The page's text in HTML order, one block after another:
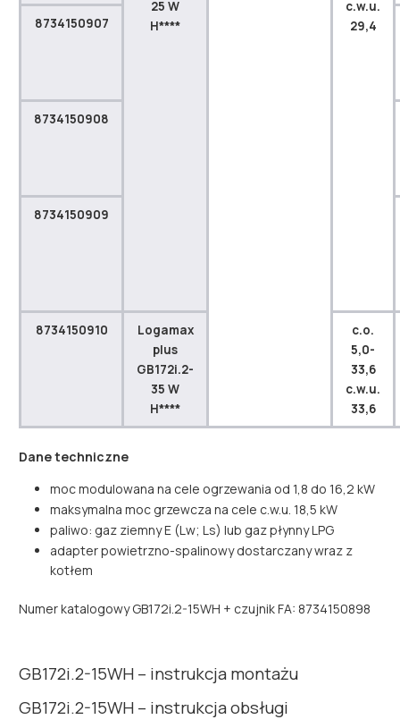
25 W
H****
c.w.u.
29,4
8734150907
8734150908
8734150909
8734150910
Logamax
plus
GB172i.2-
35 W
H****
c.o.
5,0-
33,6
c.w.u.
33,6
Dane techniczne
moc modulowana na cele ogrzewania od 1,8 do 16,2 kW
maksymalna moc grzewcza na cele c.w.u. 18,5 kW ­
paliwo: gaz ziemny E (Lw; Ls) lub gaz płynny LPG ­
adapter powietrzno-spalinowy dostarczany wraz z
kotłem
Numer katalogowy GB172i.2-15WH + czujnik FA: 8734150898
GB172i.2-15WH – instrukcja montażu
GB172i.2-15WH – instrukcja obsługi